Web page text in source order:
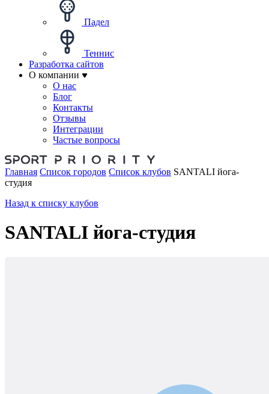
Падел
Теннис
Разработка сайтов
О компании
О нас
Блог
Контакты
Отзывы
Интеграции
Частые вопросы
Главная Список городов Список клубов SANTALI йога-
студия
Назад к списку клубов
SANTALI йога-студия